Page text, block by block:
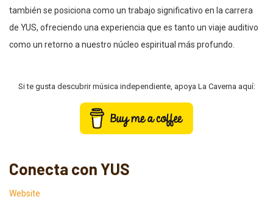
también se posiciona como un trabajo significativo en la carrera
de YUS, ofreciendo una experiencia que es tanto un viaje auditivo
como un retorno a nuestro núcleo espiritual más profundo.
Si te gusta descubrir música independiente, apoya La Caverna aquí:
Conecta con YUS
Website